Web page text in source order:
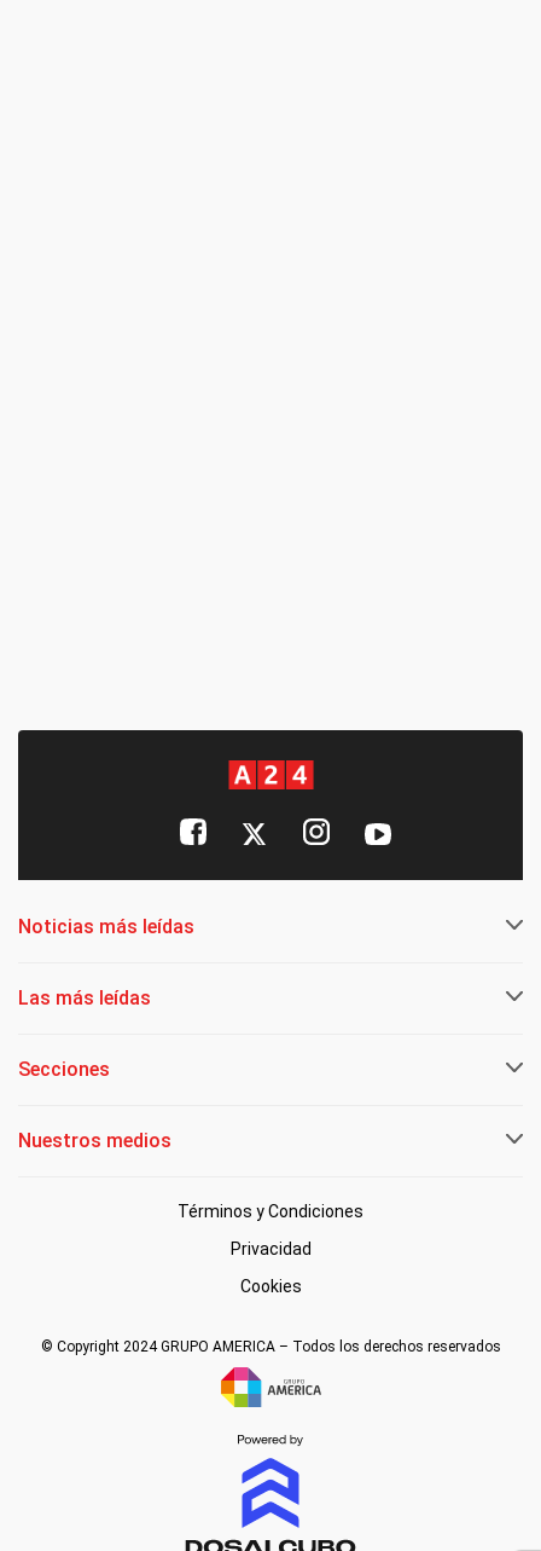
Noticias más leídas
Las más leídas
Secciones
Nuestros medios
Términos y Condiciones
Privacidad
Cookies
© Copyright 2024 GRUPO AMERICA – Todos los derechos reservados